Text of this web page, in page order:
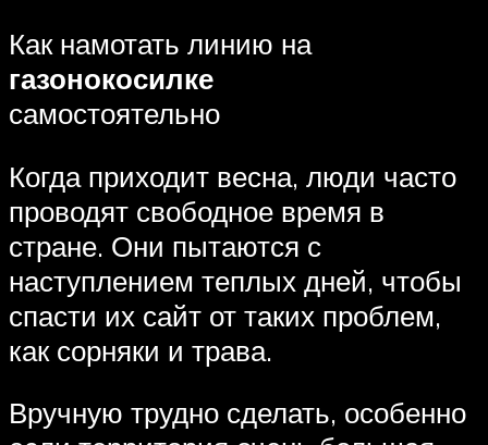
Как намотать линию на
газонокосилке
самостоятельно
Когда приходит весна, люди часто
проводят свободное время в
стране. Они пытаются с
наступлением теплых дней, чтобы
спасти их сайт от таких проблем,
как сорняки и трава.
Вручную трудно сделать, особенно